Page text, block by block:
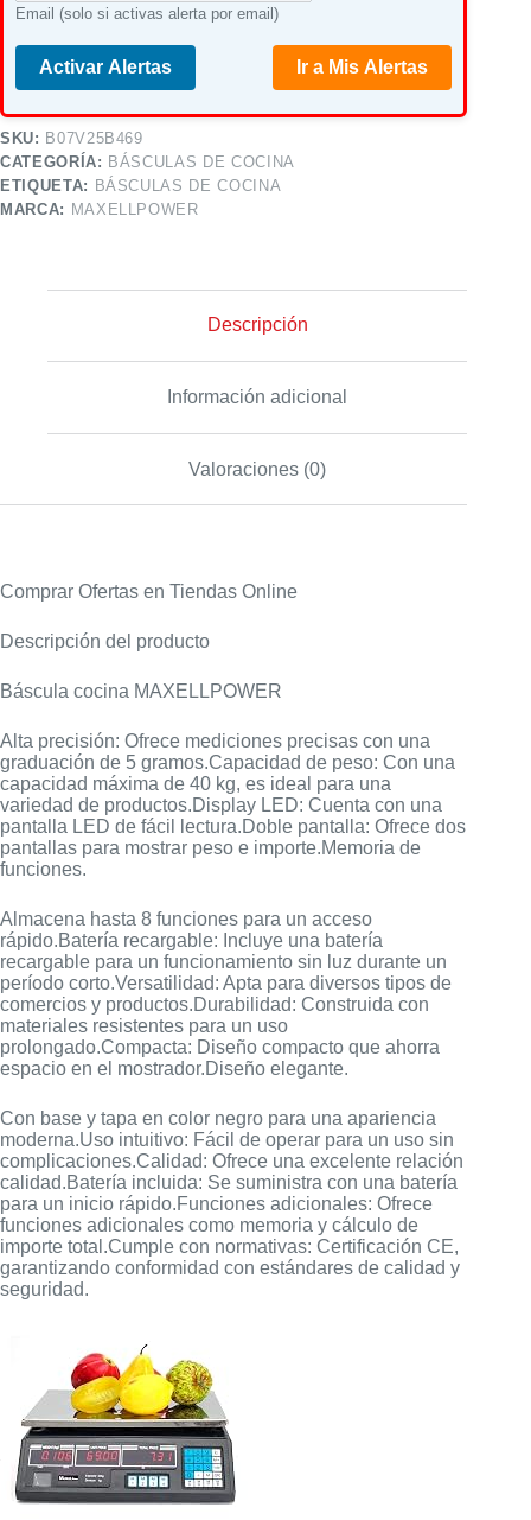
Email (solo si activas alerta por email)
Activar Alertas Ir a Mis Alertas
SKU: B07V25B469
CATEGORÍA: BÁSCULAS DE COCINA
ETIQUETA: BÁSCULAS DE COCINA
MARCA: MAXELLPOWER
Descripción
Información adicional
Valoraciones (0)
Comprar Ofertas en Tiendas Online
Descripción del producto
Báscula cocina MAXELLPOWER
Alta precisión: Ofrece mediciones precisas con una
graduación de 5 gramos.Capacidad de peso: Con una
capacidad máxima de 40 kg, es ideal para una
variedad de productos.Display LED: Cuenta con una
pantalla LED de fácil lectura.Doble pantalla: Ofrece dos
pantallas para mostrar peso e importe.Memoria de
funciones.
Almacena hasta 8 funciones para un acceso
rápido.Batería recargable: Incluye una batería
recargable para un funcionamiento sin luz durante un
período corto.Versatilidad: Apta para diversos tipos de
comercios y productos.Durabilidad: Construida con
materiales resistentes para un uso
prolongado.Compacta: Diseño compacto que ahorra
espacio en el mostrador.Diseño elegante.
Con base y tapa en color negro para una apariencia
moderna.Uso intuitivo: Fácil de operar para un uso sin
complicaciones.Calidad: Ofrece una excelente relación
calidad.Batería incluida: Se suministra con una batería
para un inicio rápido.Funciones adicionales: Ofrece
funciones adicionales como memoria y cálculo de
importe total.Cumple con normativas: Certificación CE,
garantizando conformidad con estándares de calidad y
seguridad.